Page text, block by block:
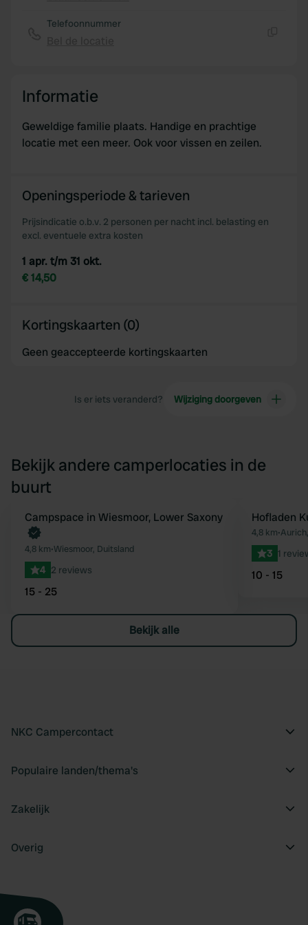
provide social media features and to analyse our traffic.
provided to them or that they’ve collected from your use
Telefoonnummer
Informatie
Geweldige familie plaats. Handige en prachtige
locatie met een meer. Ook voor vissen en zeilen.
Openingsperiode & tarieven
Prijsindicatie o.b.v. 2 personen per nacht incl. belasting en
excl. eventuele extra kosten
1 apr. t/m 31 okt.
€ 14,50
Kortingskaarten (0)
Geen geaccepteerde kortingskaarten
Is er iets veranderd? Wijziging doorgeven
Bekijk andere camperlocaties in de
buurt
Favoriet
Boek direct
Campspace in Wiesmoor, Lower Saxony
4,8 km•Wiesmoor, Duitsland
4 2 reviews
15 - 25
Hofladen
4,8 km•
3 1
10 - 15
Bekijk alle
NKC Campercontact
Populaire landen/thema's
Zakelijk
Overig